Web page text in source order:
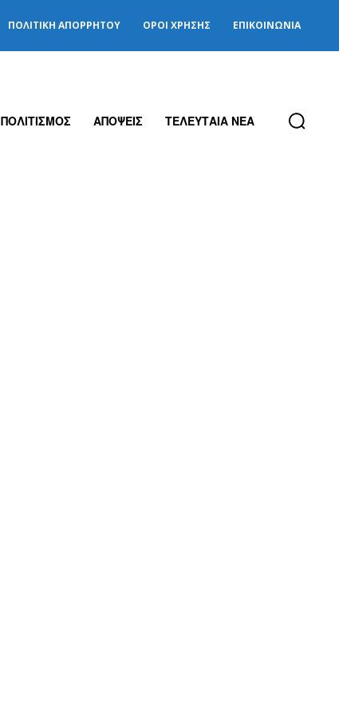
ΠΟΛΙΤΙΚΉ ΑΠΟΡΡΉΤΟΥ ΌΡΟΙ ΧΡΉΣΗΣ ΕΠΙΚΟΙΝΩΝΊΑ
ΠΟΛΙΤΙΣΜΟΣ ΑΠΟΨΕΙΣ ΤΕΛΕΥΤΑΙΑ ΝΕΑ